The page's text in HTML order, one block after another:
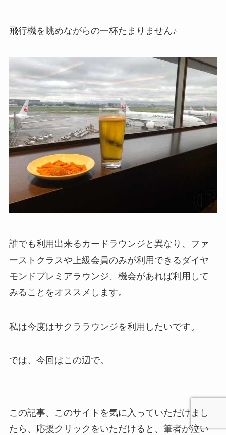
飛行機を眺めながらの一杯たまりません♪
誰でも利用出来るカードラウンジと異なり、ファ
ーストクラスや上級会員のみが利用できるダイヤ
モンドプレミアラウンジ、機会があれば利用して
みることをオススメします。
私は今度はサクララウンジを利用したいです。
では、今回はこの辺で。
この記事、このサイトを気に入っていただけまし
たら、応援クリックをいただけると、筆者が泣い